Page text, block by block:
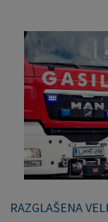
RAZGLAŠENA